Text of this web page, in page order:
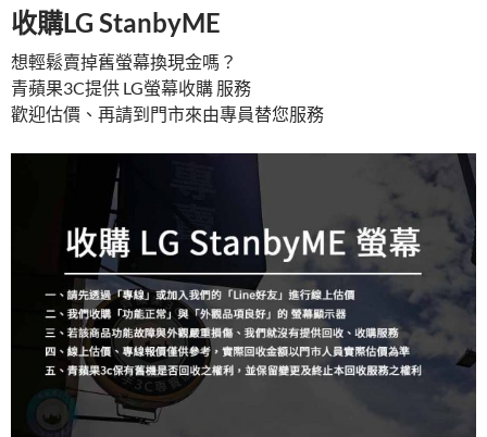
k
收購LG StanbyME
想輕鬆賣掉舊螢幕換現金嗎？
青蘋果3C提供 LG螢幕收購 服務
歡迎估價、再請到門市來由專員替您服務